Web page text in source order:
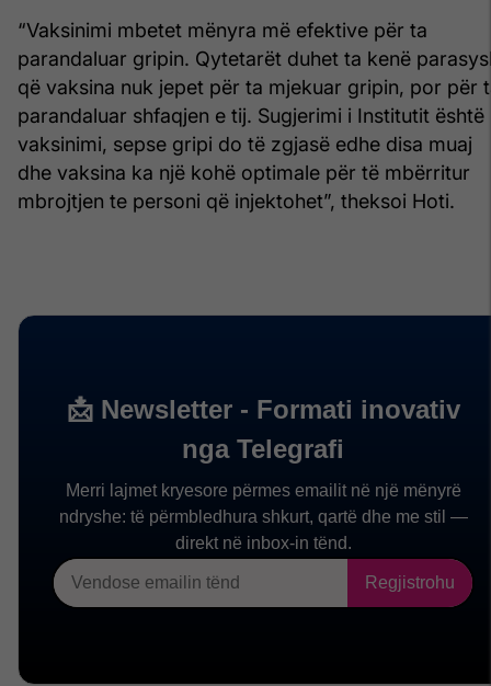
“Vaksinimi mbetet mënyra më efektive për ta
parandaluar gripin. Qytetarët duhet ta kenë
që vaksina nuk jepet për ta mjekuar gripin, por për
parandaluar shfaqjen e tij. Sugjerimi i Institutit është
vaksinimi, sepse gripi do të zgjasë edhe disa muaj
dhe vaksina ka një kohë optimale për të mbërritur
mbrojtjen te personi që injektohet”, theksoi Hoti.